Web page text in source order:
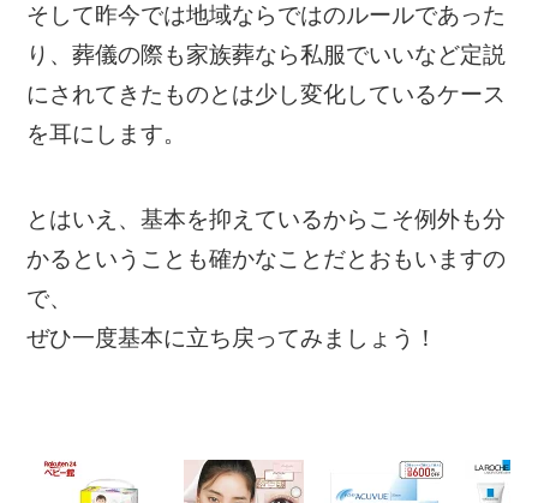
そして昨今では地域ならではのルールであった
り、葬儀の際も家族葬なら私服でいいなど定説
にされてきたものとは少し変化しているケース
を耳にします。
とはいえ、基本を抑えているからこそ例外も分
かるということも確かなことだとおもいますの
で、
ぜひ一度基本に立ち戻ってみましょう！